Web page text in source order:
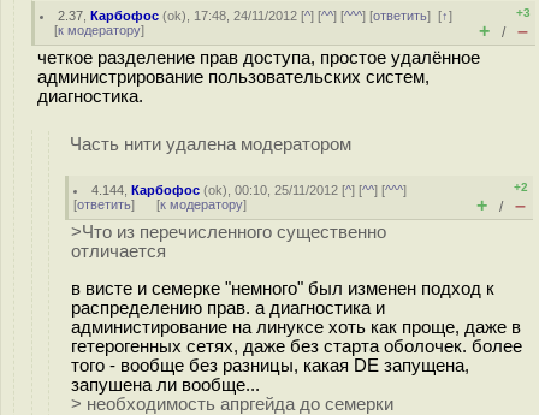
2.37 ,Карбофос (ok), 17:48, 24/11/2012 [^] [^^] [^^^] [ответить][↑]
[к модератору]
+3
+ / –
четкое разделение прав доступа, простое удалённое
администрирование пользовательских систем,
диагностика.
Часть нити удалена модератором
4.144 ,Карбофос (ok), 00:10, 25/11/2012 [^] [^^] [^^^]
[ответить] [к модератору]
+2
+ / –
>Что из перечисленного существенно
отличается
в висте и семерке "немного" был изменен подход к
распределению прав. а диагностика и
администирование на линуксе хоть как проще, даже в
гетерогенных сетях, даже без старта оболочек. более
того - вообще без разницы, какая DE запущена,
запушена ли вообще...
> необходимость апргейда до семерки